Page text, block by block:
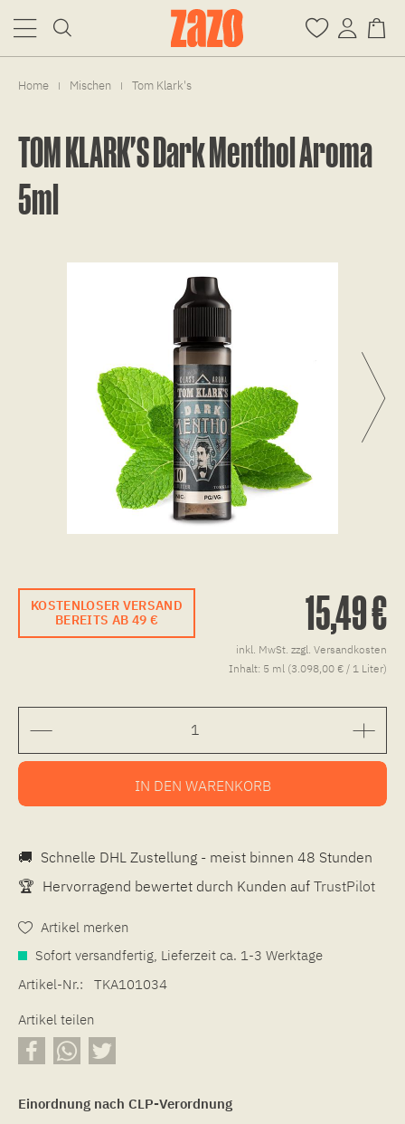
Home | Mischen | Tom Klark's
TOM KLARK'S Dark Menthol Aroma
5ml
KOSTENLOSER VERSAND
BEREITS AB 49 €
15,49 €
inkl. MwSt. zzgl. Versandkosten
Inhalt: 5 ml (3.098,00 € / 1 Liter)
IN DEN WARENKORB
🚚 Schnelle DHL Zustellung - meist binnen 48 Stunden
🏆 Hervorragend bewertet durch Kunden auf TrustPilot
Artikel merken
Sofort versandfertig, Lieferzeit ca. 1-3 Werktage
Artikel-Nr.:
TKA101034
Artikel teilen
Einordnung nach CLP-Verordnung